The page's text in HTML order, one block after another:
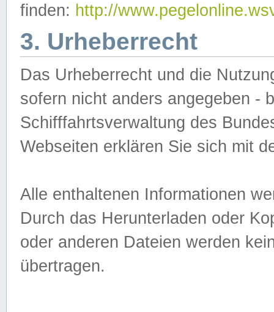
finden: http://
3. Urheberrecht
Das Urheberrecht und die
sofern nicht anders angegeben -
Schifffahrtsverwaltung des
Webseiten erklären Sie sich mit
Alle enthaltenen Informationen
Durch das Herunterladen oder
oder anderen Dateien werden
übertragen.